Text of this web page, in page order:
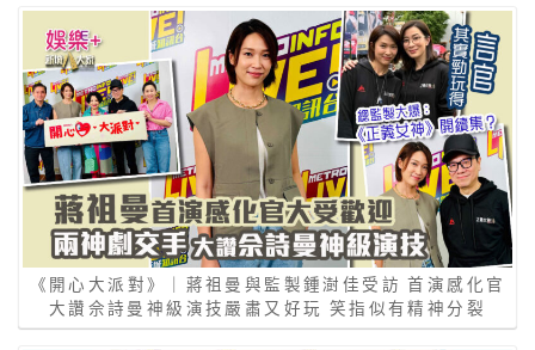
《開心大派對》｜蔣祖曼與監製鍾澍佳受訪 首演感化官
大讚佘詩曼神級演技嚴肅又好玩 笑指似有精神分裂